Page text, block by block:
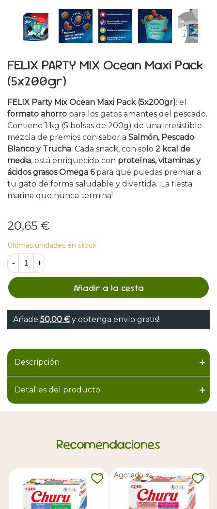
FELIX PARTY MIX Ocean Maxi Pack
(5x200gr)
FELIX Party Mix Ocean Maxi Pack (5x200gr): el
formato ahorro para los gatos amantes del pescado.
Contiene 1 kg (5 bolsas de 200g) de una irresistible
mezcla de premios con sabor a Salmón, Pescado
Blanco y Trucha. Cada snack, con solo 2 kcal de
media, está enriquecido con proteínas, vitaminas y
ácidos grasos Omega 6para que puedas premiar a
tu gato de forma saludable y divertida. ¡La fiesta
marina que nunca termina!
20,65 €
Últimas unidades en stock
- +
Añadir a la cesta
Añade 50,00 €y obtenga envío gratis!
Descripción
Detalles del producto
Recomendaciones
Agotado